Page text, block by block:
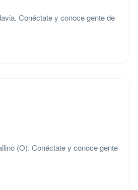
Conéctate y conoce gente de
(O). Conéctate y conoce gente